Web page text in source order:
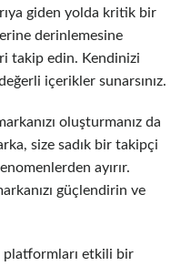
giden yolda kritik bir
derinlemesine
takip edin. Kendinizi
içerikler sunarsınız.
oluşturmanız da
size sadık bir takipçi
ayırır.
güçlendirin ve
platformları etkili bir